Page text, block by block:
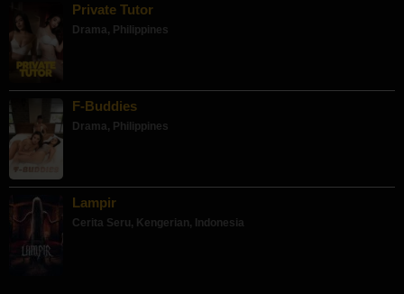
Private Tutor
Drama, Philippines
F-Buddies
Drama, Philippines
Lampir
Cerita Seru, Kengerian, Indonesia